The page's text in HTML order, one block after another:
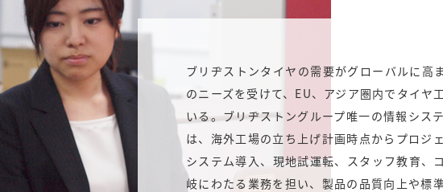
ブリヂストンタイヤの需要がグローバルに高
のニーズを受けて、EU、アジア圏内でタイヤ
いる。ブリヂストングループ唯一の情報シス
は、海外工場の立ち上げ計画時点からプロジ
システム導入、現地試運転、スタッフ教育、
岐にわたる業務を担い、製品の品質向上や標